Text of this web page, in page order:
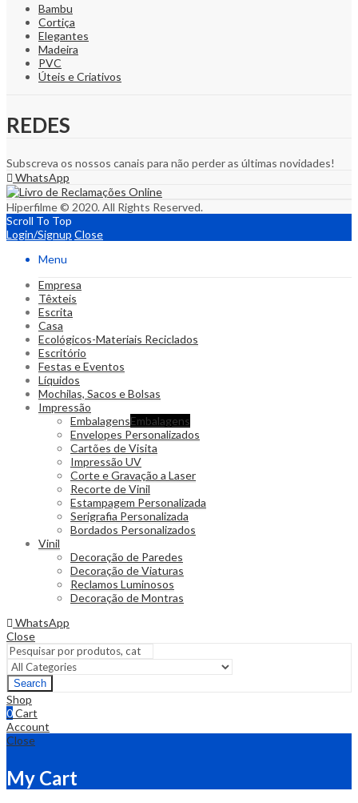
Bambu
Cortiça
Elegantes
Madeira
PVC
Úteis e Criativos
REDES
Subscreva os nossos canais para não perder as últimas novidades!
WhatsApp
Hiperfilme © 2020. All Rights Reserved.
Scroll To Top
Login/Signup Close
Menu
Empresa
Têxteis
Escrita
Casa
Ecológicos-Materiais Reciclados
Escritório
Festas e Eventos
Líquidos
Mochilas, Sacos e Bolsas
Impressão
EmbalagensEmbalagens
Envelopes Personalizados
Cartões de Visita
Impressão UV
Corte e Gravação a Laser
Recorte de Vinil
Estampagem Personalizada
Serigrafia Personalizada
Bordados Personalizados
Vinil
Decoração de Paredes
Decoração de Viaturas
Reclamos Luminosos
Decoração de Montras
WhatsApp
Close
Search
Shop
0Cart
Account
Close
My Cart